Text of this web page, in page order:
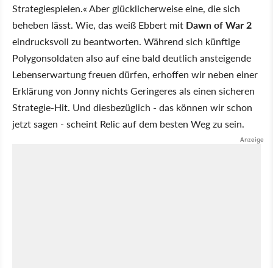
Strategiespielen.« Aber glücklicherweise eine, die sich
beheben lässt. Wie, das weiß Ebbert mit Dawn of War 2
eindrucksvoll zu beantworten. Während sich künftige
Polygonsoldaten also auf eine bald deutlich ansteigende
Lebenserwartung freuen dürfen, erhoffen wir neben einer
Erklärung von Jonny nichts Geringeres als einen sicheren
Strategie-Hit. Und diesbezüglich - das können wir schon
jetzt sagen - scheint Relic auf dem besten Weg zu sein.